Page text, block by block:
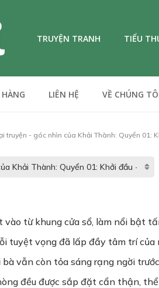
TRUYỆN TRANH TIỂU
LIÊN HỆ VỀ CHÚNG
truyện - góc nhìn của Khải Thành: Quyển 01:
vào từ khung cửa sổ, làm nổi bật
tuyệt vọng đã lấp đầy tâm trí
vẫn còn tỏa sáng rạng ngời
đều được sắp đặt cẩn thận,